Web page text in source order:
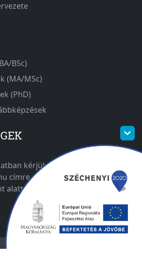
BSc)
(MA/MSc)
(PhD)
kérjük írjon a
címre. Egyéb elérhetőségeinket a
találja meg.